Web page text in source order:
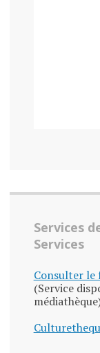
Services
Services
Consulter le
(Service